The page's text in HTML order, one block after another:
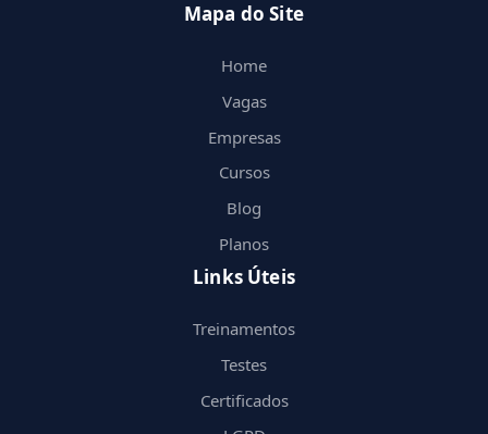
Mapa do Site
Home
Vagas
Empresas
Cursos
Blog
Planos
Links Úteis
Treinamentos
Testes
Certificados